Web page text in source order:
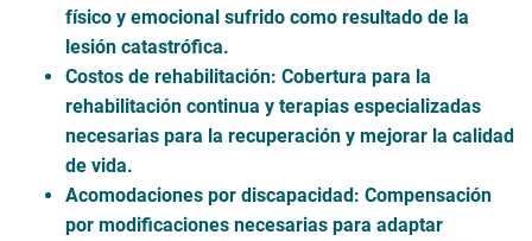
físico y emocional sufrido como resultado de la
lesión catastrófica.
Costos de rehabilitación: Cobertura para la
rehabilitación continua y terapias especializadas
necesarias para la recuperación y mejorar la calidad
de vida.
Acomodaciones por discapacidad: Compensación
por modificaciones necesarias para adaptar